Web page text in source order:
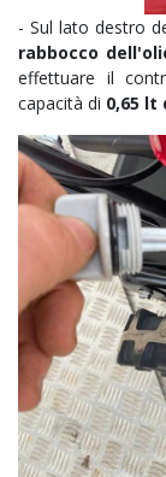
- Sul lato destro
rabbocco
effettuare il
capacità di 0,65 lt